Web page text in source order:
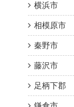
横浜市
相模原市
秦野市
藤沢市
足柄下郡